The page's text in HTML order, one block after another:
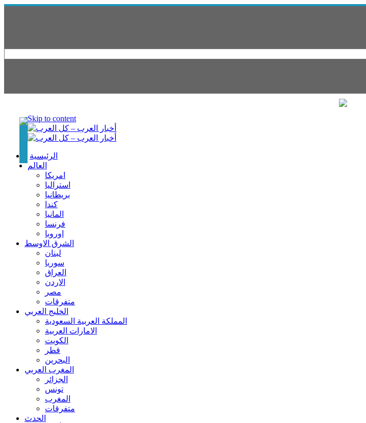
Skip to content
الرئيسية
العالم
امريكا
استراليا
بريطانيا
كندا
المانيا
فرنسا
اوروبا
الشرق الاوسط
لبنان
سوريا
العراق
الاردن
مصر
متفرقات
الخليج العربي
المملكة العربية السعودية
الامارات العربية
الكويت
قطر
البحرين
المغرب العربي
الجزائر
تونس
المغرب
متفرقات
الحدث